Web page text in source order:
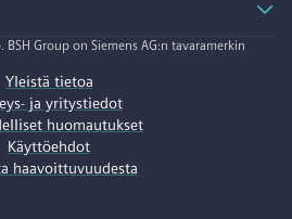
Group on Siemens AG:n tavaramerkin
Yleistä tietoa
ja yritystiedot
huomautukset
Käyttöehdot
haavoittuvuudesta